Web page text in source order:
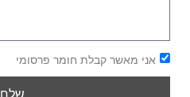
אני מאשר קבלת חומר פרסומי